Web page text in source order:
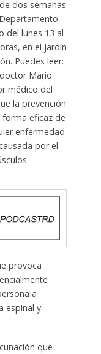
dos semanas
del lunes 13 al
en el jardín
Puedes leer:
Mario
médico del
la prevención
forma eficaz de
enfermedad
por el
provoca
a
espinal y
que